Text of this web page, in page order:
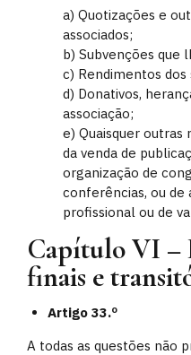
a) Quotizações e
associados;
b) Subvenções que
c) Rendimentos
d) Donativos,
associação;
e) Quaisquer outras
da venda de
organização de
conferências, ou de
profissional ou de
Capítulo VI –
finais e
Artigo 33.º
A todas as questões não